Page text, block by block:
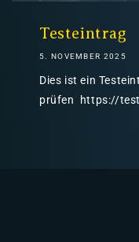
Testeintrag
5. NOVEMBER 2025
Dies ist ein
prüfen https://test